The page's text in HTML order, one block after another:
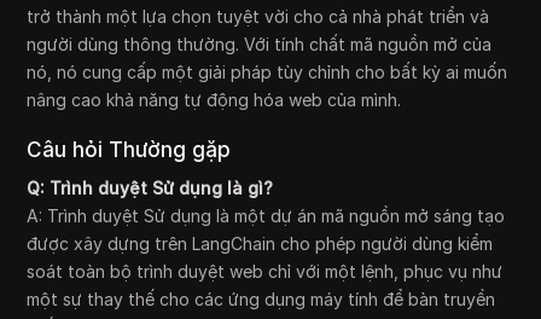
trở thành một lựa chọn tuyệt vời cho cả nhà phát triển và
người dùng thông thường. Với tính chất mã nguồn mở của
nó, nó cung cấp một giải pháp tùy chỉnh cho bất kỳ ai muốn
nâng cao khả năng tự động hóa web của mình.
Câu hỏi Thường gặp
Q: Trình duyệt Sử dụng là gì?
A: Trình duyệt Sử dụng là một dự án mã nguồn mở sáng tạo
được xây dựng trên LangChain cho phép người dùng kiểm
soát toàn bộ trình duyệt web chỉ với một lệnh, phục vụ như
một sự thay thế cho các ứng dụng máy tính để bàn truyền